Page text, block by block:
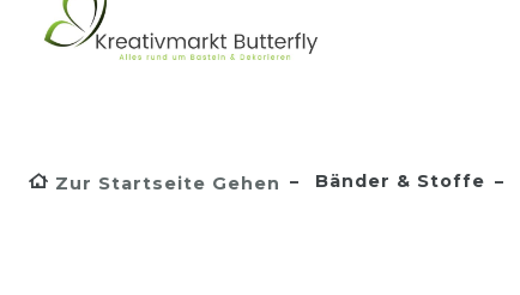
Zur Startseite Gehen Bänder & Stoffe